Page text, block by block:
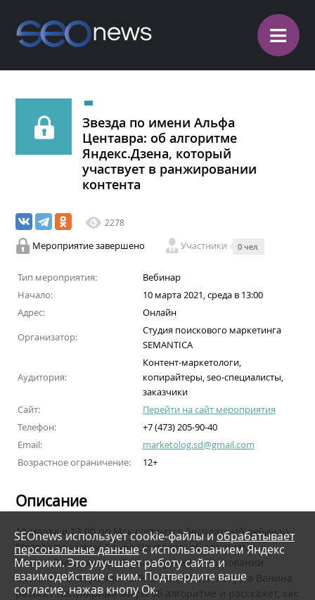
≡
Звезда по имени Альфа
Центавра: об алгоритме
Яндекс.Дзена, который
участвует в ранжировании
контента
2278
Мероприятие завершено Участники 0 чел.
Тип мероприятия:
Вебинар
Начало:
10 марта 2021, среда в 13:00
Адрес:
Онлайн
Организатор:
Студия поискового маркетинга
SEMANTICA
Аудитория:
Контент-маркетологи,
копирайтеры, seo-специалисты,
заказчики
Сайт:
Перейти на сайт мероприятия
Телефон:
+7 (473) 205-90-40
Email:
marketolog.sd@gmail.com
Возрастное ограничение:
12+
Описание
10 марта в 13.00 по Мск состоится бесплатный вебинар
“Звезда по имени Альфа Центавра: об алгоритме
Яндекс.Дзена, который участвует в ранжировании
контента” Специалист ОТК в SEMANTICA Августа Ванина
развеет популярные мифы об алгоритме и расскажет, как
SEOnews использует cookie-файлы иобрабатывает
персональные данныес использованием Яндекс
Метрики. Это улучшает работу сайта и
взаимодействие с ним. Подтвердите ваше
согласие, нажав кнопу Ок.